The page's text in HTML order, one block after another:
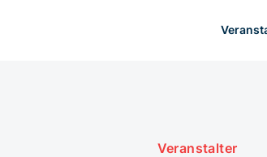
Veranstalter